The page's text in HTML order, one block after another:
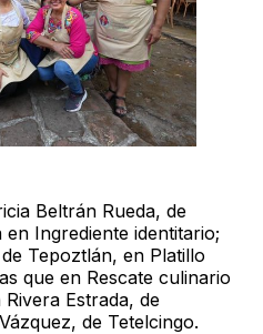
Beltrán Rueda, de
Ingrediente identitario;
Tepoztlán, en Platillo
que en Rescate culinario
Estrada, de
de Tetelcingo.